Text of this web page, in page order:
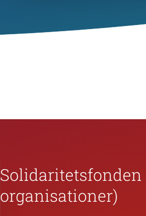
Solidaritetsfonden
organisationer)